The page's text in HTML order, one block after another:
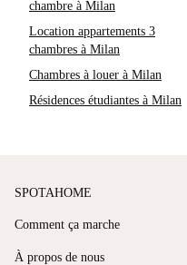
chambre à Milan
Location appartements 3
chambres à Milan
Chambres à louer à Milan
Résidences étudiantes à Milan
SPOTAHOME
Comment ça marche
À propos de nous